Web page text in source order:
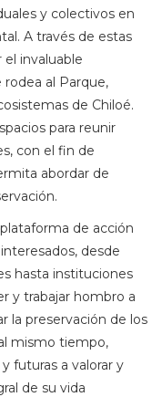
y colectivos en
A través de estas
invaluable
al Parque,
de Chiloé.
para reunir
con el fin de
abordar de
de acción
desde
hasta instituciones
y trabajar hombro a
la preservación de los
mismo tiempo,
futuras a valorar y
de su vida